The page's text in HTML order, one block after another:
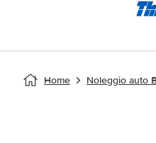
Home Noleggio auto